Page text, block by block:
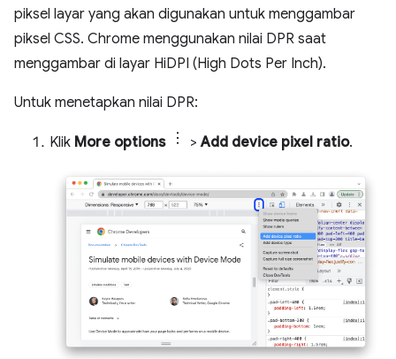
piksel layar yang akan digunakan untuk menggambar
piksel CSS. Chrome menggunakan nilai DPR saat
menggambar di layar HiDPI (High Dots Per Inch).
Untuk menetapkan nilai DPR:
Klik More options >Add device pixel ratio.